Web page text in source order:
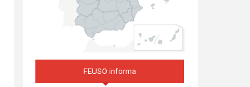
FEUSO informa